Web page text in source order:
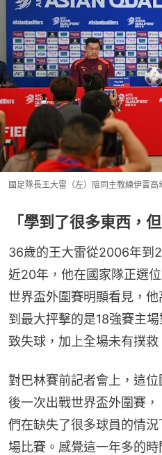
國足隊長王大雷（左）陪同主教練伊雲高
「學到了很多東西，
36歲的王大雷從2006年到
近20年，他在國家隊正選
世界盃外圍賽明顯看見，
到最大抨擊的是18強賽主
致失球，加上全場未有撲救
對巴林賽前記者會上，這
後一次出戰世界盃外圍賽
們在缺失了很多球員的情
場比賽。感覺這一年多的